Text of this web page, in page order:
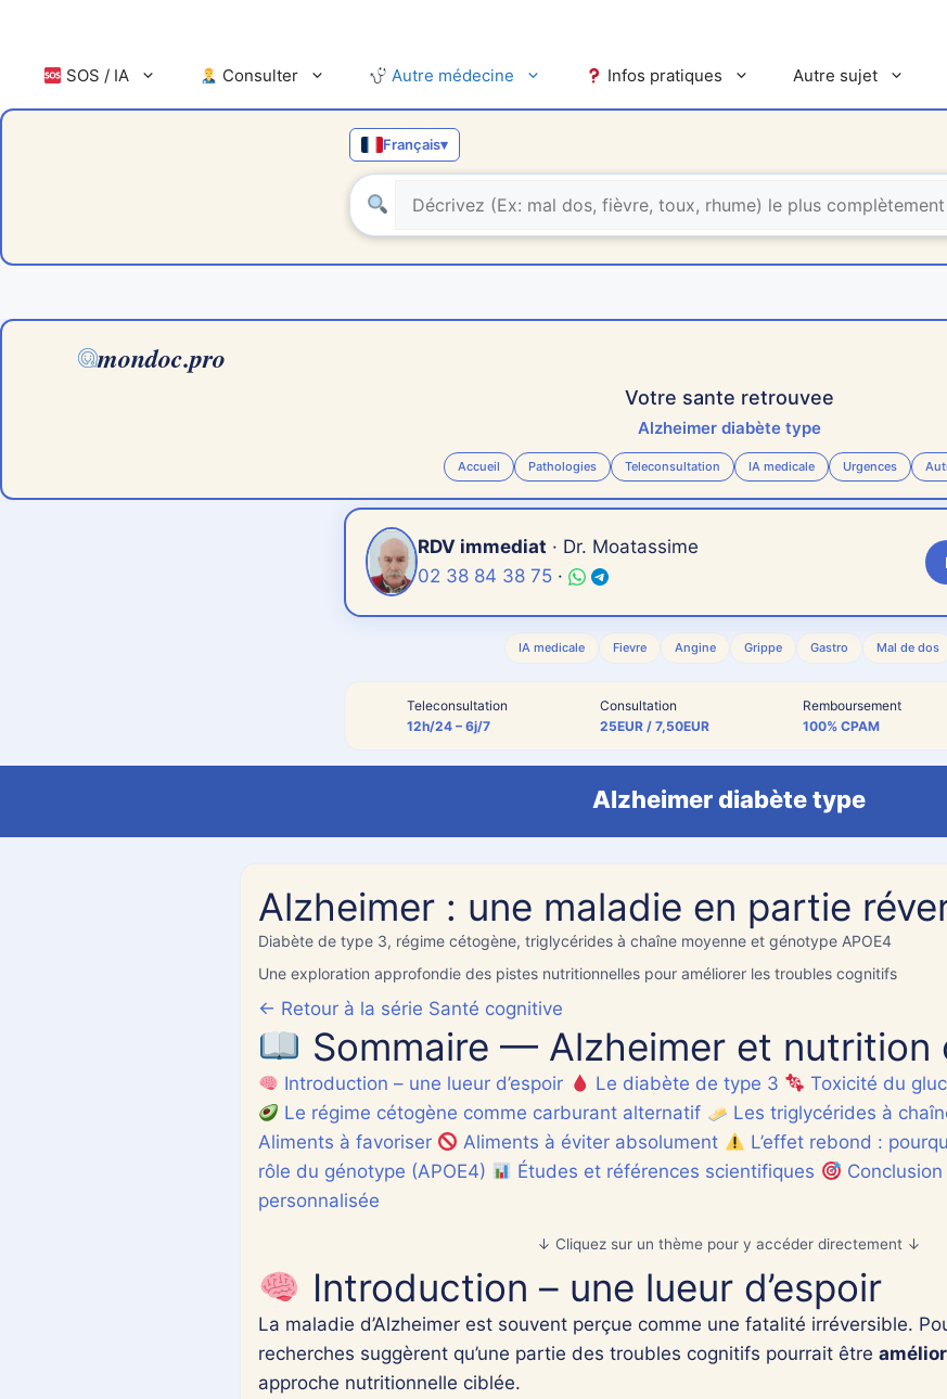
contenuSOS / IA Consulter Autre médecine Infos pratiques Autre sujet
Français▾
mondoc.pro
Votre sante retrouvee
Alzheimer diabète type
Accueil Pathologies Teleconsultation IA medicale Urgences
RDV immediat · Dr. Moatassime
02 38 84 38 75 ·
SYMPTÔMES & ANALYSE VISUELLE (IA)
Bonjour ! Je suis votre assistant médical. Je parle
français, anglais, espagnol, italien, allemand et
arabe (y compris Darija). Décrivez vos
symptômes ou posez une question. En cas
d'urgence, composez le 15.
Envoyer Nouvelle analyse
Ajouter des photos (acné, zona) ou documents (optionnel)
IA medicale Fievre Angine Grippe Gastro Mal de dos
Teleconsultation
12h/24 – 6j/7
Consultation
25EUR / 7,50EUR
Remboursement
100% CPAM
Alzheimer diabète type
Alzheimer : une maladie en partie
Diabète de type 3, régime cétogène, triglycérides à chaîne moyenne et génotype APOE4
Une exploration approfondie des pistes nutritionnelles pour améliorer les troubles cognitifs
← Retour à la série Santé cognitive
Sommaire — Alzheimer et nutrition
Introduction – une lueur d’espoir Le diabète de type 3
Toxicité du
Le régime cétogène comme carburant alternatif
Les triglycérides à
Aliments à favoriser
Aliments à éviter absolument L’effet rebond :
rôle du génotype (APOE4)
Études et références scientifiques
personnalisée
↓ Cliquez sur un thème pour y accéder directement ↓
Introduction – une lueur d’espoir
La maladie d’Alzheimer est souvent perçue comme une fatalité irréversible.
recherches suggèrent qu’une partie des troubles cognitifs pourrait être
approche nutritionnelle ciblée.